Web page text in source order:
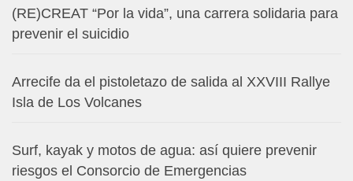
(RE)CREAT “Por la vida”, una carrera solidaria para
prevenir el suicidio
Arrecife da el pistoletazo de salida al XXVIII Rallye
Isla de Los Volcanes
Surf, kayak y motos de agua: así quiere prevenir
riesgos el Consorcio de Emergencias